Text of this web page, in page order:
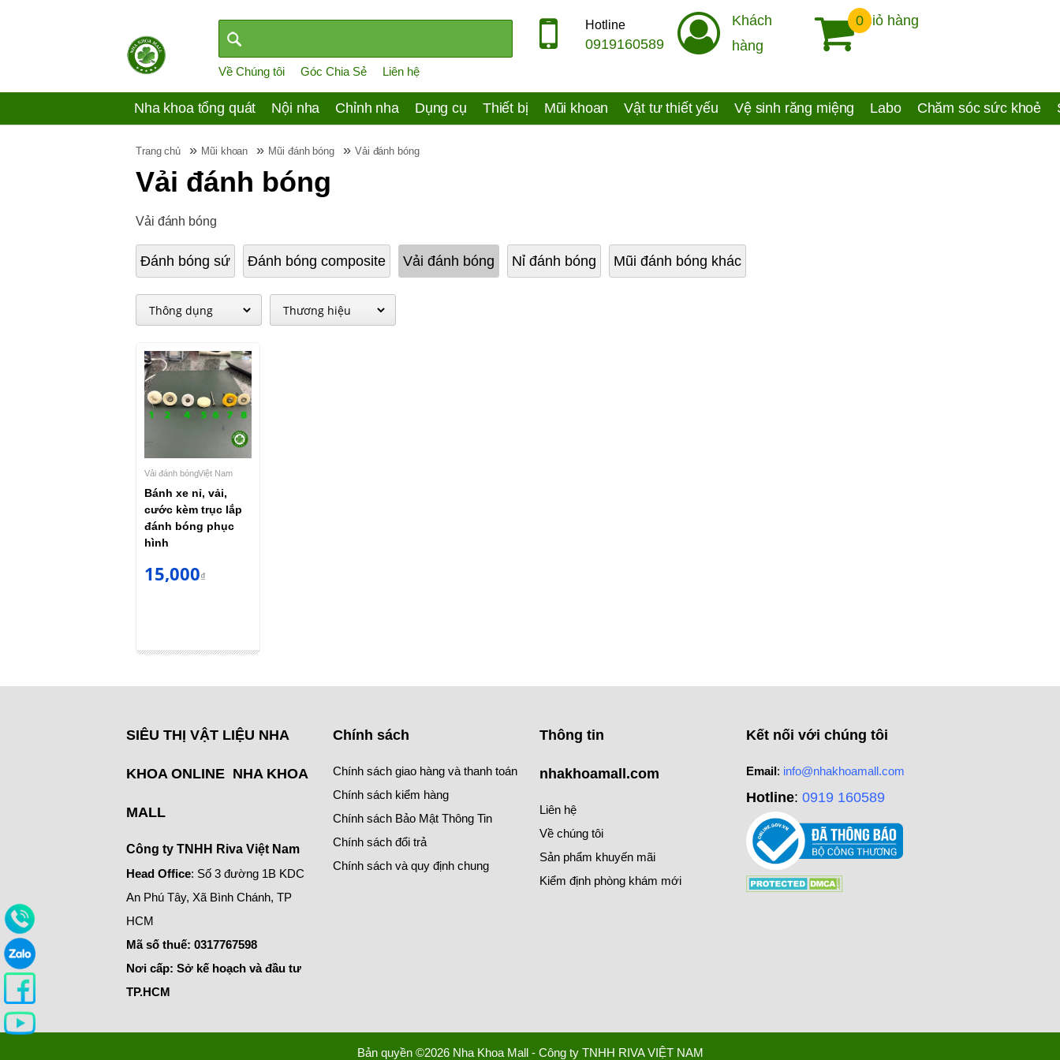
Về Chúng tôi Góc Chia Sẻ Liên hệ
Hotline
0919160589
Khách
hàng
0Giỏ hàng
Nha khoa tổng quát Nội nha Chỉnh nha Dụng cụ Thiết bị Mũi khoan Vật tư thiết yếu Vệ sinh răng miệng Labo Chăm sóc sức khoẻ
Trang chủ » Mũi khoan » Mũi đánh bóng » Vải đánh bóng
Vải đánh bóng
Vải đánh bóng
Đánh bóng sứ Đánh bóng composite Vải đánh bóng Nỉ đánh bóng Mũi đánh bóng khác
Vải đánh bóngViệt Nam
Bánh xe nỉ, vải,
cước kèm trục lắp
đánh bóng phục
hình
15,000₫
SIÊU THỊ VẬT LIỆU NHA
KHOA ONLINE NHA KHOA
MALL
Công ty TNHH Riva Việt Nam
Head Office: Số 3 đường 1B KDC
An Phú Tây, Xã Bình Chánh, TP
HCM
Mã số thuế: 0317767598
Nơi cấp: Sở kế hoạch và đầu tư
TP.HCM
Chính sách
Chính sách giao hàng và thanh toán
Chính sách kiểm hàng
Chính sách Bảo Mật Thông Tin
Chính sách đổi trả
Chính sách và quy định chung
Thông tin
nhakhoamall.com
Liên hệ
Về chúng tôi
Sản phẩm khuyến mãi
Kiểm định phòng khám mới
Kết nối với chúng tôi
Email: info@nhakhoamall.com
Hotline: 0919 160589
Bản quyền ©2026 Nha Khoa Mall - Công ty TNHH RIVA VIỆT NAM